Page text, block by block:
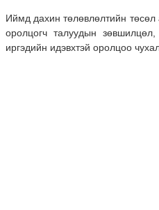
Иймд дахин төлөвлөлтийн
оролцогч талуудын
иргэдийн идэвхтэй оролцоо